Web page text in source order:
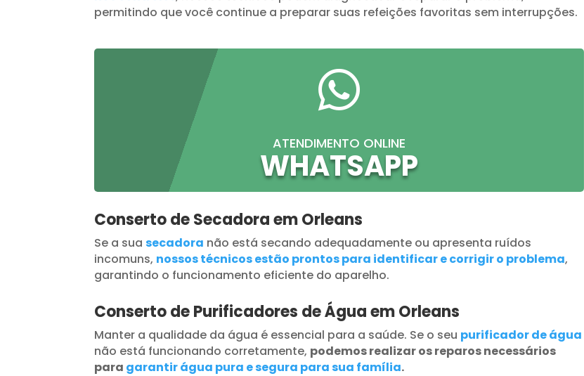
permitindo que você continue a preparar suas refeições favoritas sem interrupções.

ATENDIMENTO ONLINE
WHATSAPP
Conserto de Secadora em Orleans
Se a suasecadora não está secando adequadamente ou apresenta ruídos
incomuns, nossos técnicos estão prontos para identificar e corrigir o problema,
garantindo o funcionamento eficiente do aparelho.
Conserto de Purificadores de Água em Orleans
Manter a qualidade da água é essencial para a saúde. Se o seu purificador de água
não está funcionando corretamente, podemos realizar os reparos necessários
para garantir água pura e segura para sua família.